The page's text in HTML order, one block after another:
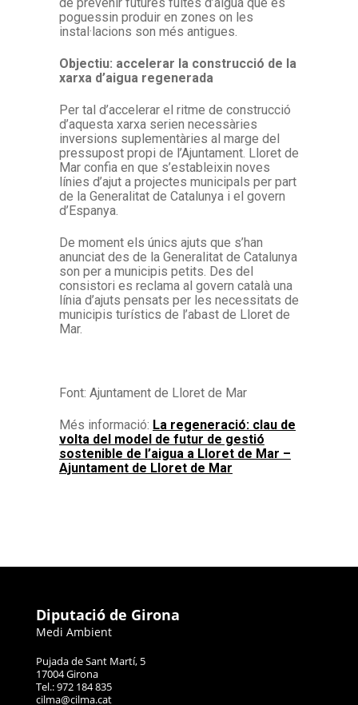
poguessin produir en zones on les
instal·lacions son més antigues.
Objectiu: accelerar la construcció de la
xarxa d’aigua regenerada
Per tal d’accelerar el ritme de construcció
d’aquesta xarxa serien necessàries
inversions suplementàries al marge del
pressupost propi de l’Ajuntament. Lloret de
Mar confia en que s’estableixin noves
línies d’ajut a projectes municipals per part
de la Generalitat de Catalunya i el govern
d’Espanya.
De moment els únics ajuts que s’han
anunciat des de la Generalitat de Catalunya
son per a municipis petits. Des del
consistori es reclama al govern català una
línia d’ajuts pensats per les necessitats de
municipis turístics de l’abast de Lloret de
Mar.
Font: Ajuntament de Lloret de Mar
Més informació: La regeneració: clau de
volta del model de futur de gestió
sostenible de l’aigua a Lloret de Mar –
Ajuntament de Lloret de Mar
Diputació de Girona
Medi Ambient
Pujada de Sant Martí, 5
17004 Girona
Tel.: 972 184 835
cilma@cilma.cat